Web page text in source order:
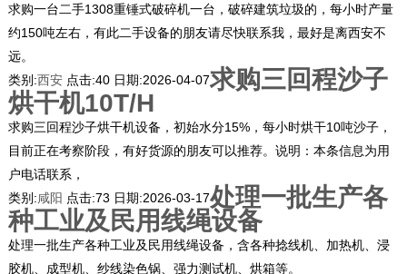
求购一台二手1308重锤式破碎机一台，破碎建筑垃圾的，每小时产量
约150吨左右，有此二手设备的朋友请尽快联系我，最好是离西安不
远。
类别:西安 点击:40 日期:2026-04-07求购三回程沙子
烘干机10T/H
求购三回程沙子烘干机设备，初始水分15%，每小时烘干10吨沙子，
目前正在考察阶段，有好货源的朋友可以推荐。说明：本条信息为用
户电话联系，
类别:咸阳 点击:73 日期:2026-03-17处理一批生产各
种工业及民用线绳设备
处理一批生产各种工业及民用线绳设备，含各种捻线机、加热机、浸
胶机、成型机、纱线染色锅、强力测试机、烘箱等。